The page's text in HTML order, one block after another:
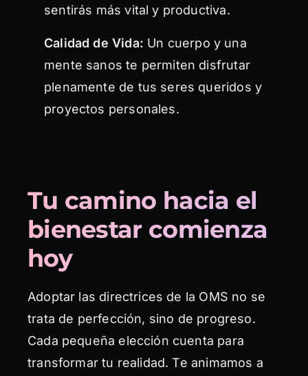
sentirás más vital y productiva.
Calidad de Vida: Un cuerpo y una
mente sanos te permiten disfrutar
plenamente de tus seres queridos y
proyectos personales.
Tu camino hacia el
bienestar comienza
hoy
Adoptar las directrices de la OMS no se
trata de perfección, sino de progreso.
Cada pequeña elección cuenta para
transformar tu realidad. Te animamos a